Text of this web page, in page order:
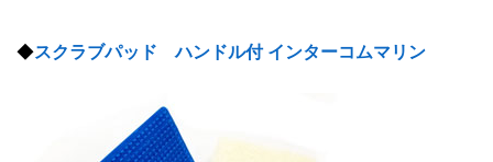
◆スクラブパッド ハンドル付 インターコムマリン